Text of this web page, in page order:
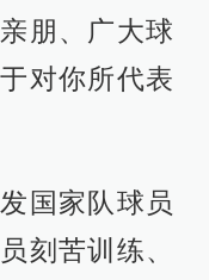
朋、广大球
对你所代表
国家队球员
刻苦训练、